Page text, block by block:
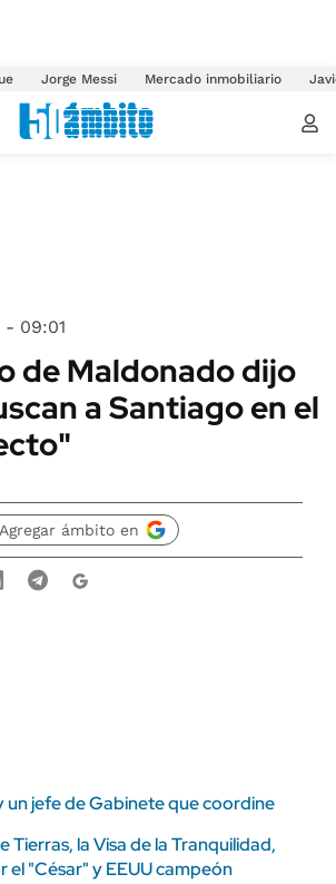
Jorge Messi Mercado inmobiliario
- 09:01
de Maldonado dijo
a Santiago en el
ámbito en
un jefe de Gabinete que coordine
Tierras, la Visa de la Tranquilidad,
el "César" y EEUU campeón